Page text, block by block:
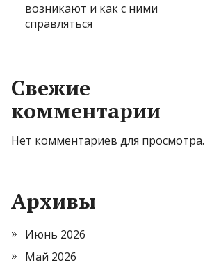
возникают и как с ними
справляться
Свежие
комментарии
Нет комментариев для просмотра.
Архивы
Июнь 2026
Май 2026